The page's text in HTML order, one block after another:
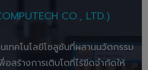
CO., LTD.)
เทคโนโลยีโซลูชันที่ผสานนวัตกรรม
อสร้างการเติบโตที่ไร้ขีดจำกัดให้